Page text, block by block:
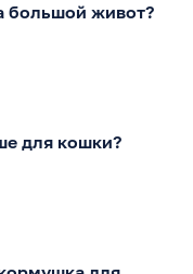
большой живот?
для кошки?